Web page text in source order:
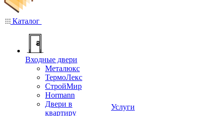
Каталог
Входные двери
Металюкс
ТермоЛекс
СтройМир
Hormann
Двери в
квартиру
Услуги